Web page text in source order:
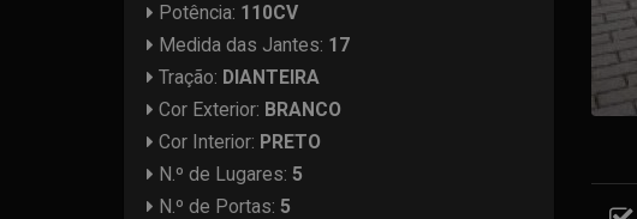
Potência: 110CV
Medida das Jantes: 17
Tração: DIANTEIRA
Cor Exterior: BRANCO
Cor Interior: PRETO
N.º de Lugares: 5
N.º de Portas: 5